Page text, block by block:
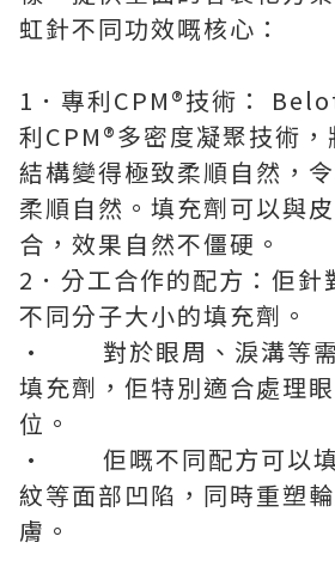
虹針不同功效嘅核心：
1．專利CPM®技術：
利CPM®多密度凝聚技術
結構變得極致柔順自然，
柔順自然。填充劑可以與
合，效果自然不僵硬。
2．分工合作的配方：佢針
不同分子大小的填充劑。
· 對於眼周、淚溝等需
填充劑，佢特別適合處理
位。
· 佢嘅不同配方可以填
紋等面部凹陷，同時重塑
膚。